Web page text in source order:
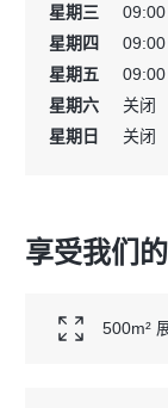
星期三
星期四
星期五
星期六
关闭
星期日
关闭
享受我们
500m²